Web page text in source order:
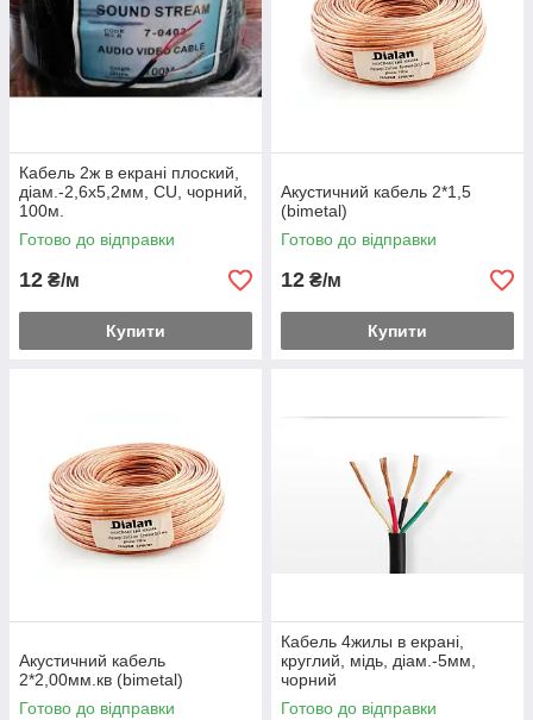
Кабель 2ж в екрані плоский,
діам.-2,6х5,2мм, CU, чорний,
100м.
Готово до відправки
12 ₴/м
Купити
Акустичний кабель 2*1,5
(bimetal)
Готово до відправки
12 ₴/м
Купити
Акустичний кабель
2*2,00мм.кв (bimetal)
Готово до відправки
Кабель 4жилы в екрані,
круглий, мідь, діам.-5мм,
чорний
Готово до відправки